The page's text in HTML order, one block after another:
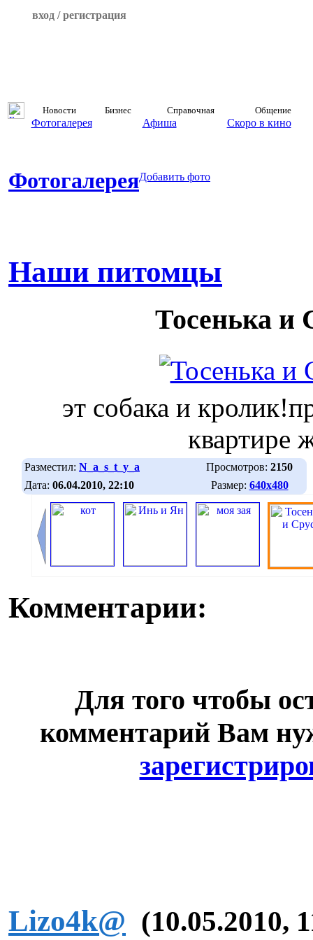
вход / регистрация
Новости Бизнес Справочная Общение
Фотогалерея Афиша Скоро в кино
ФотогалереяДобавить фото
Наши питомцы
Тосенька и
эт собака и
квартире
Разместил: N_a_s_t_y_a Просмотров: 2150
Дата: 06.04.2010, 22:10 Размер: 640х480
Комментарии:
Для того чтобы
комментарий Вам
Lizo4k@ (10.05.2010,